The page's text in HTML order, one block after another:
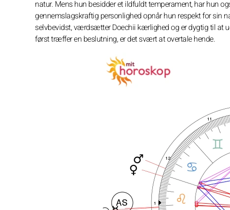
natur. Mens hun besidder et ildfuldt temperament, har hun
gennemslagskraftig personlighed opnår hun respekt for sin
selvbevidst, værdsætter Doechii kærlighed og er dygtig til at
først træffer en beslutning, er det svært at overtale hende.